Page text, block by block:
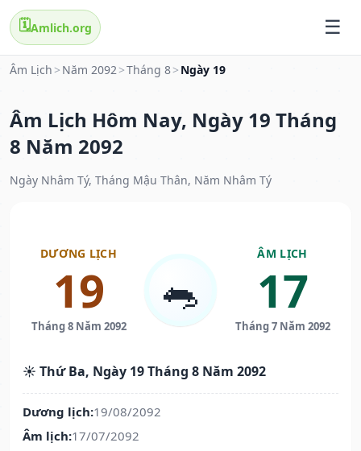
🗓️Amlich.org
Âm Lịch > Năm 2092>Tháng 8> Ngày 19
Âm Lịch Hôm Nay, Ngày 19 Tháng
8 Năm 2092
Ngày Nhâm Tý, Tháng Mậu Thân, Năm Nhâm Tý
DƯƠNG LỊCH
19
Tháng 8 Năm 2092
🐀
ÂM LỊCH
17
Tháng 7 Năm 2092
☀️ Thứ Ba, Ngày 19 Tháng 8 Năm 2092
Dương lịch:19/08/2092
Âm lịch:17/07/2092